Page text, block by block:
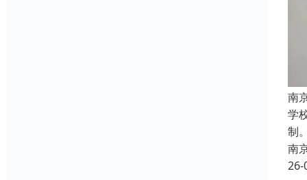
南
学
制
南
26-